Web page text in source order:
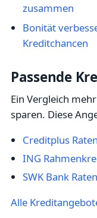
zusammen
Bonität
Kreditchancen
Passende
Ein Vergleich
sparen. Diese
Creditplus
ING
SWK Bank
Alle